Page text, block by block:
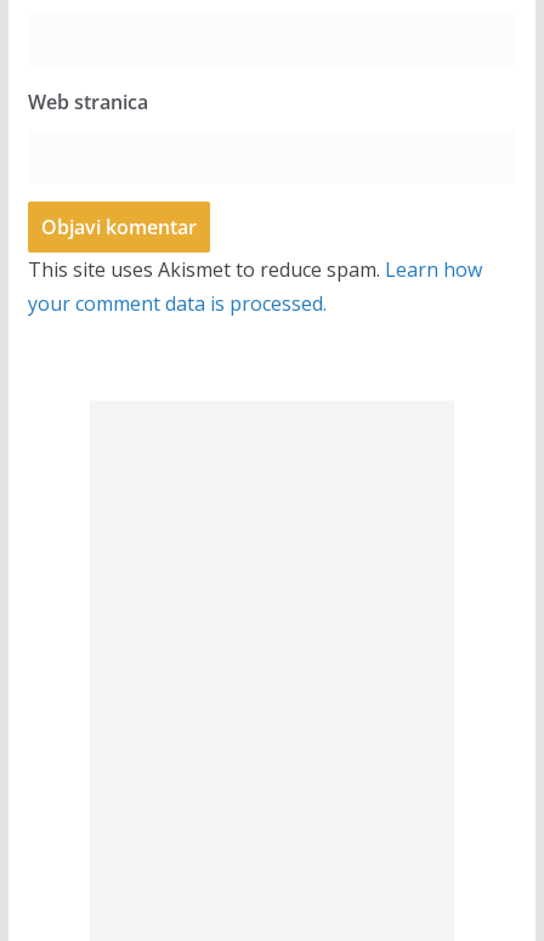
Web stranica
This site uses Akismet to reduce spam. Learn how
your comment data is processed.